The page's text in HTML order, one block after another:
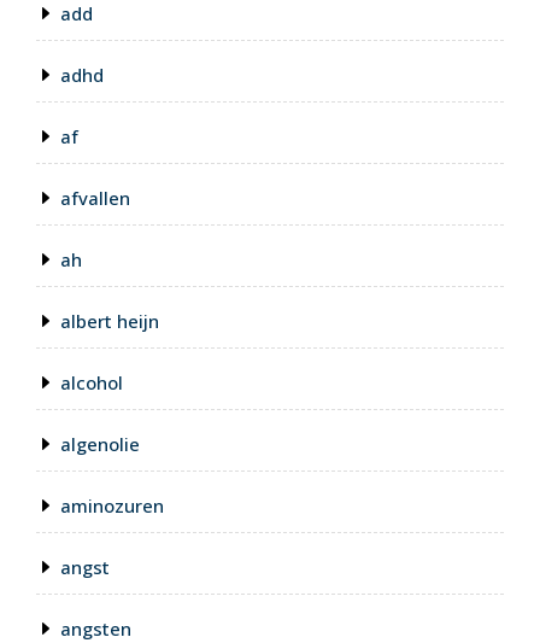
add
adhd
af
afvallen
ah
albert heijn
alcohol
algenolie
aminozuren
angst
angsten